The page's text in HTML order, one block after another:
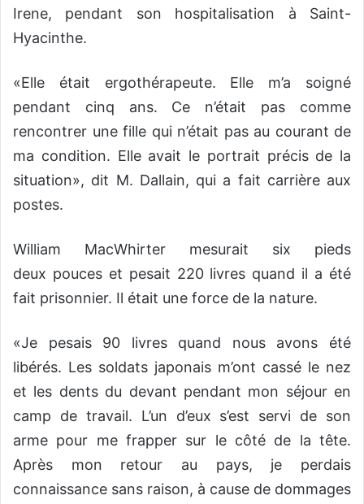
Irene, pendant son hospitalisation à Saint-
Hyacinthe.
«Elle était ergothérapeute. Elle m’a soigné
pendant cinq ans. Ce n’était pas comme
rencontrer une fille qui n’était pas au courant de
ma condition. Elle avait le portrait précis de la
situation», dit M. Dallain, qui a fait carrière aux
postes.
William MacWhirter mesurait six pieds
deux pouces et pesait 220 livres quand il a été
fait prisonnier. Il était une force de la nature.
«Je pesais 90 livres quand nous avons été
libérés. Les soldats japonais m’ont cassé le nez
et les dents du devant pendant mon séjour en
camp de travail. L’un d’eux s’est servi de son
arme pour me frapper sur le côté de la tête.
Après mon retour au pays, je perdais
connaissance sans raison, à cause de dommages